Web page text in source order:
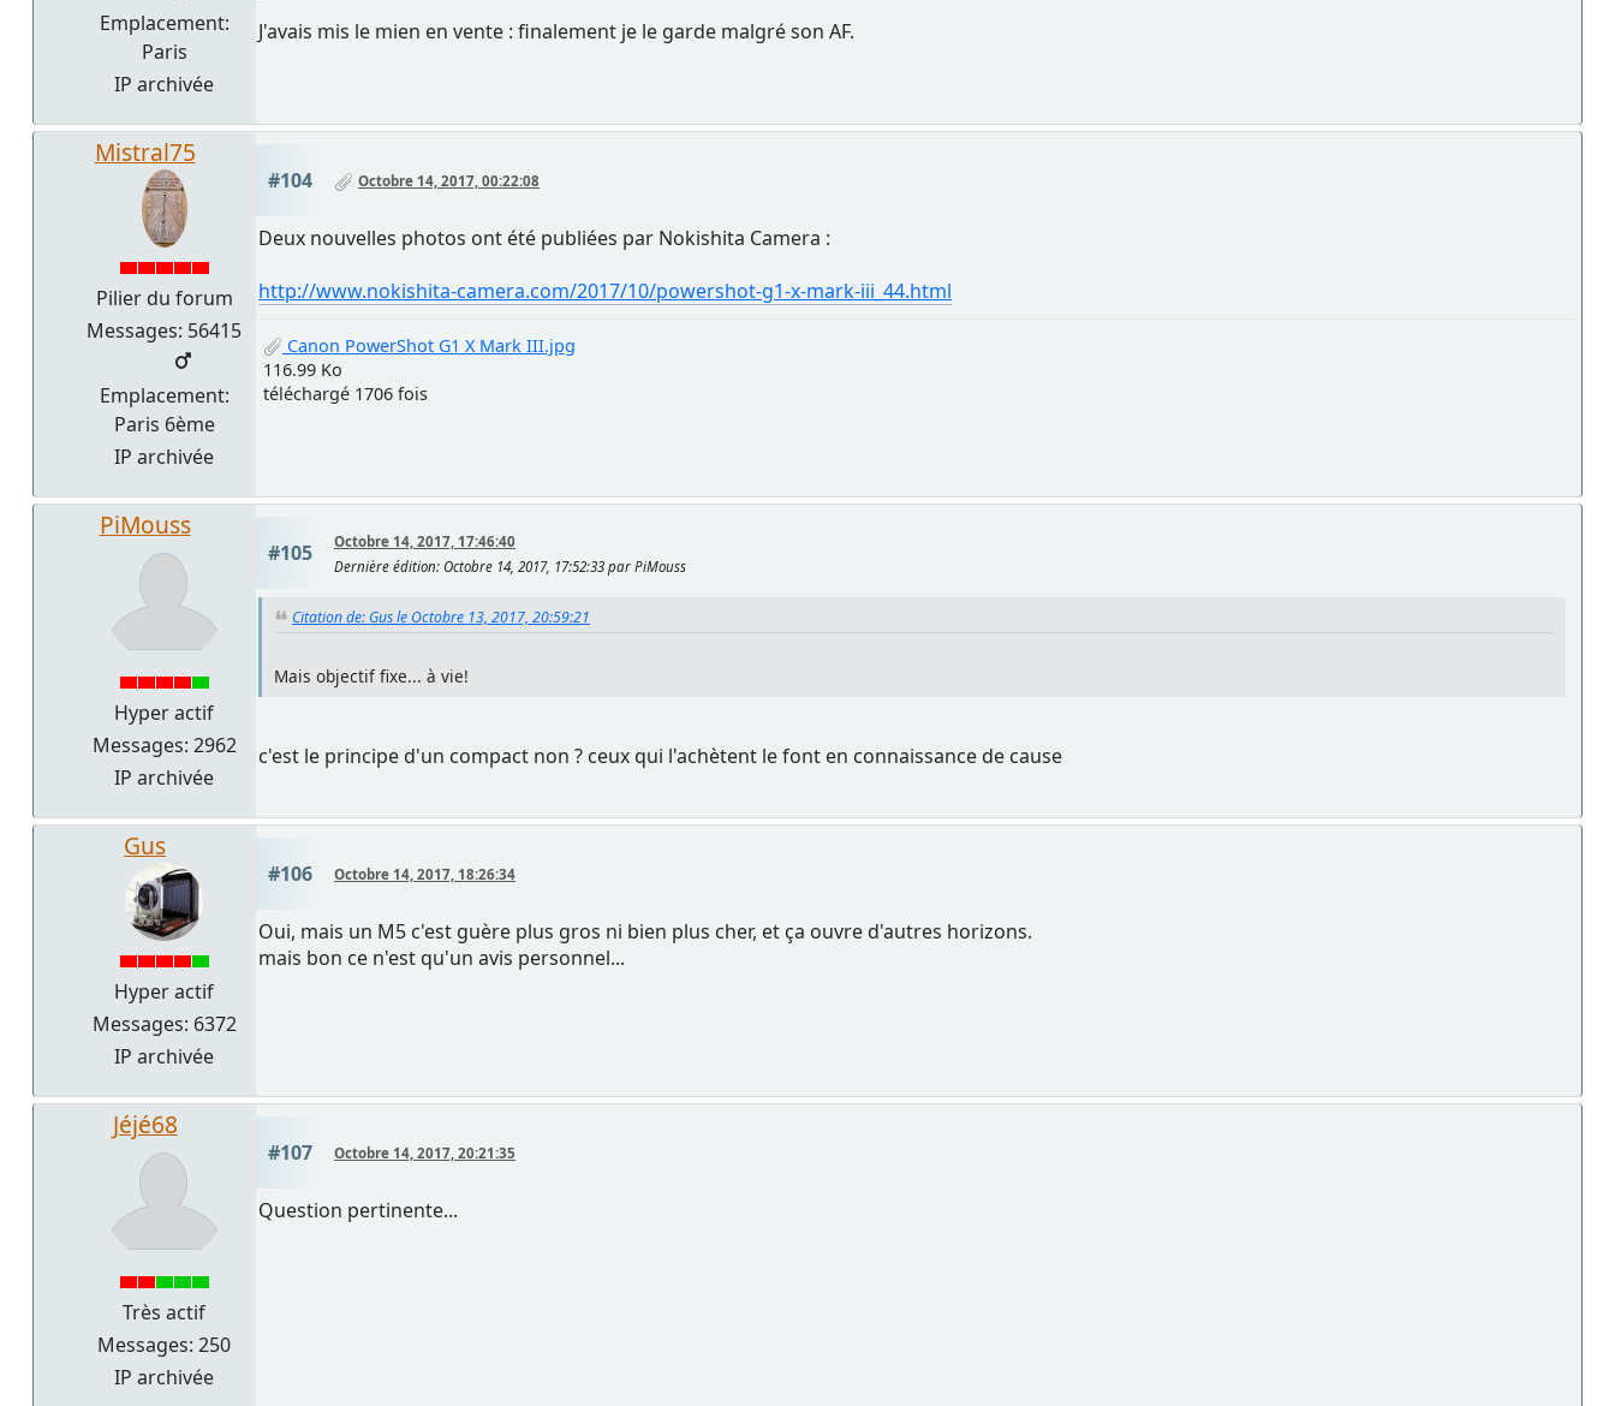
Emplacement:
Paris
IP archivée
J'avais mis le mien en vente : finalement je le garde malgré son AF.
Mistral75
Pilier du forum
Messages: 56415
Emplacement:
Paris 6ème
IP archivée
#104 Octobre 14, 2017, 00:22:08
Deux nouvelles photos ont été publiées par Nokishita Camera :
http://www.nokishita-camera.com/2017/10/powershot-g1-x-mark-iii_44.html
Canon PowerShot G1 X Mark III.jpg
116.99 Ko
téléchargé 1706 fois
PiMouss
Hyper actif
Messages: 2962
IP archivée
#105
Octobre 14, 2017, 17:46:40
Dernière édition: Octobre 14, 2017, 17:52:33 par PiMouss
Citation de: Gus le Octobre 13, 2017, 20:59:21
Mais objectif fixe... à vie!
c'est le principe d'un compact non ? ceux qui l'achètent le font en connaissance de cause
Gus
Hyper actif
Messages: 6372
IP archivée
#106 Octobre 14, 2017, 18:26:34
Oui, mais un M5 c'est guère plus gros ni bien plus cher, et ça ouvre d'autres horizons.
mais bon ce n'est qu'un avis personnel...
Jéjé68
Très actif
Messages: 250
IP archivée
#107 Octobre 14, 2017, 20:21:35
Question pertinente...